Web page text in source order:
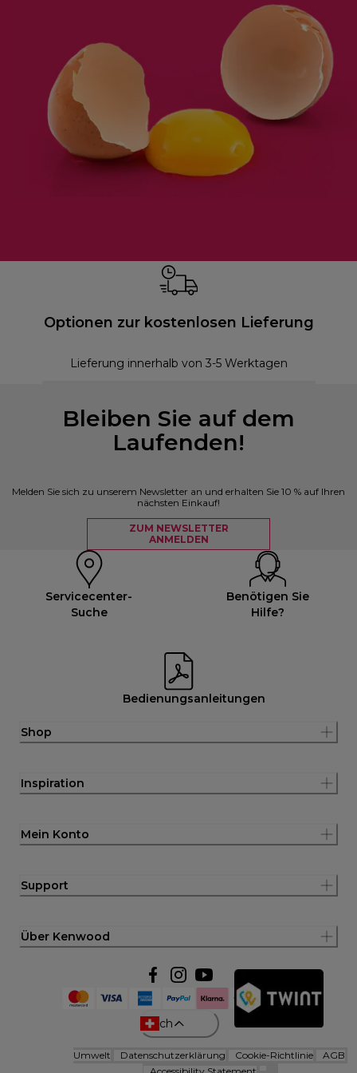
Optionen zur kostenlosen Lieferung
Lieferung innerhalb von 3-5 Werktagen
Bleiben Sie auf dem
Laufenden!
Melden Sie sich zu unserem Newsletter an und erhalten Sie 10 % auf Ihren
nächsten Einkauf!
ZUM NEWSLETTER
ANMELDEN
Servicecenter-
Suche
Benötigen Sie
Hilfe?
Bedienungsanleitungen
Shop
Inspiration
Mein Konto
Support
Über Kenwood
ch
Umwelt Datenschutzerklärung Cookie-Richtlinie
AGB